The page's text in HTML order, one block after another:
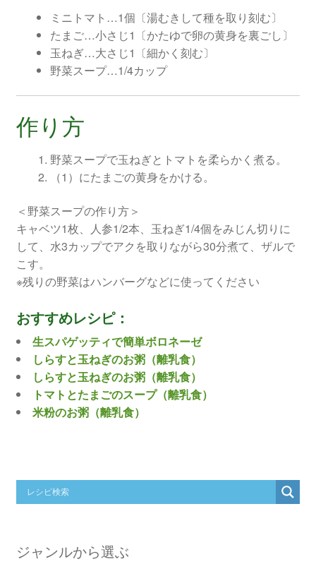
ミニトマト…1個〔湯むきして種を取り刻む〕
たまご…小さじ1〔かたゆで卵の黄身を裏ごし〕
玉ねぎ…大さじ1〔細かく刻む〕
野菜スープ…1/4カップ
作り方
野菜スープで玉ねぎとトマトを柔らかく煮る。
（1）にたまごの黄身をかける。
＜野菜スープの作り方＞
キャベツ1枚、人参1/2本、玉ねぎ1/4個をみじん切りに
して、水3カップでアクを取りながら30分煮て、ザルで
こす。
※残りの野菜はハンバーグなどに使ってください
おすすめレシピ：
生スパゲッティで簡単ボロネーゼ
しらすと玉ねぎのお粥（離乳食）
しらすと玉ねぎのお粥（離乳食）
トマトとたまごのスープ（離乳食）
米粉のお粥（離乳食）
ジャンルから選ぶ